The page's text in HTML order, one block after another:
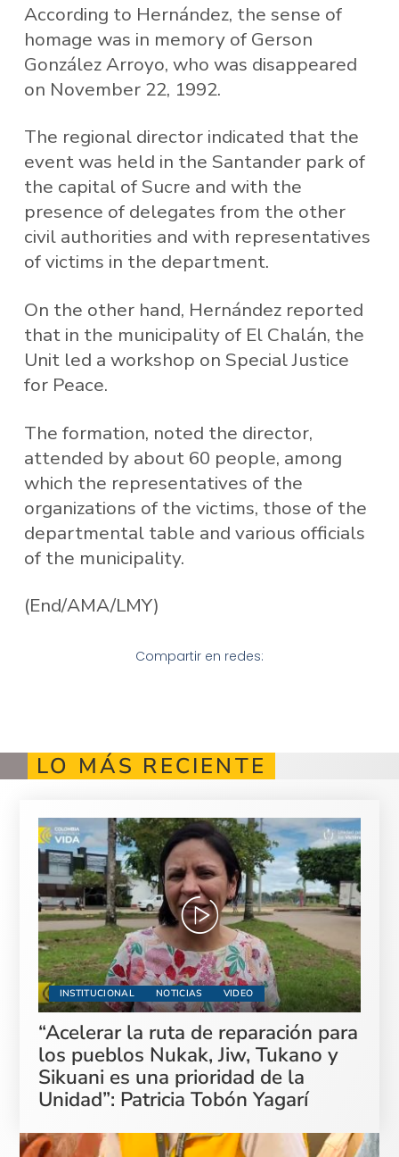
According to Hernández, the sense of
homage was in memory of Gerson
González Arroyo, who was disappeared
on November 22, 1992.
The regional director indicated that the
event was held in the Santander park of
the capital of Sucre and with the
presence of delegates from the other
civil authorities and with representatives
of victims in the department.
On the other hand, Hernández reported
that in the municipality of El Chalán, the
Unit led a workshop on Special Justice
for Peace.
The formation, noted the director,
attended by about 60 people, among
which the representatives of the
organizations of the victims, those of the
departmental table and various officials
of the municipality.
(End/AMA/LMY)
Compartir en redes:
LO MÁS RECIENTE
INSTITUCIONAL NOTICIAS VIDEO
“Acelerar la ruta de reparación para
los pueblos Nukak, Jiw, Tukano y
Sikuani es una prioridad de la
Unidad”: Patricia Tobón Yagarí